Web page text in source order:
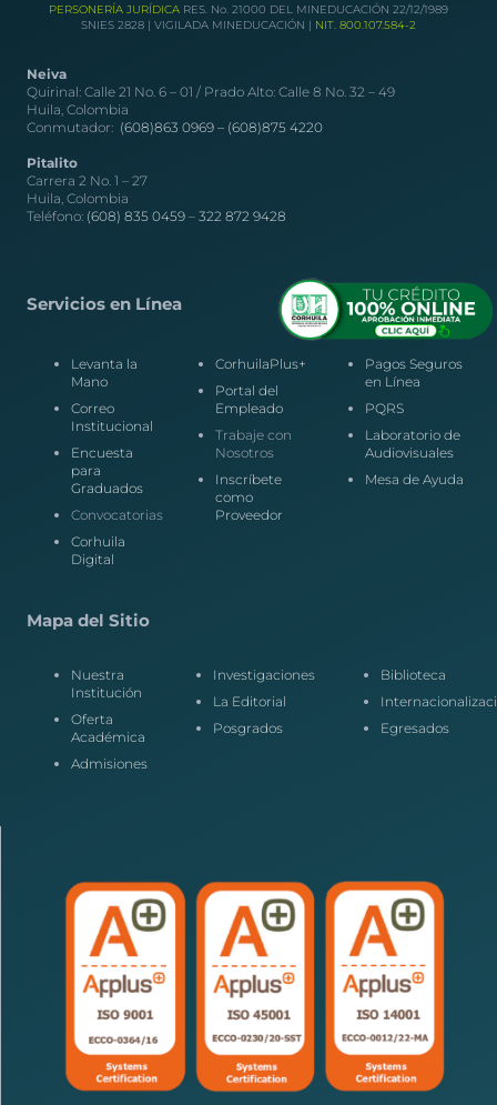
PERSONERÍA JURÍDICA RES. No. 21000 DEL MINEDUCACIÓN 22/12/1989
SNIES 2828 | VIGILADA MINEDUCACIÓN | NIT. 800.107.584-2
Neiva
Quirinal: Calle 21 No. 6 – 01 / Prado Alto: Calle 8 No. 32 – 49
Huila, Colombia
Conmutador: (608)863 0969 – (608)875 4220
Pitalito
Carrera 2 No. 1 – 27
Huila, Colombia
Teléfono: (608) 835 0459 – 322 872 9428
Servicios en Línea
Levanta la
Mano
Correo
Institucional
Encuesta
para
Graduados
Convocatorias
Corhuila
Digital
CorhuilaPlus+
Portal del
Empleado
Trabaje con
Nosotros
Inscríbete
como
Proveedor
Pagos Seguros
en Línea
PQRS
Laboratorio de
Audiovisuales
Mesa de Ayuda
Mapa del Sitio
Nuestra
Institución
Oferta
Académica
Admisiones
Investigaciones
La Editorial
Posgrados
Biblioteca
Egresados